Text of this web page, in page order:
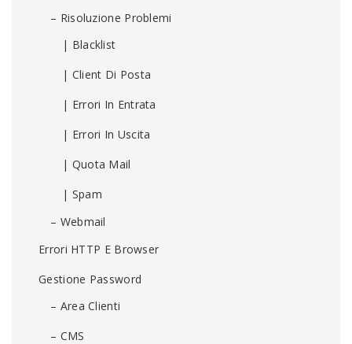
– Risoluzione Problemi
| Blacklist
| Client Di Posta
| Errori In Entrata
| Errori In Uscita
| Quota Mail
| Spam
– Webmail
Errori HTTP E Browser
Gestione Password
– Area Clienti
– CMS